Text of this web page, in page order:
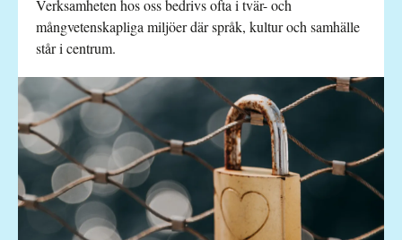
Verksamheten hos oss bedrivs ofta i tvär- och
mångvetenskapliga miljöer där språk, kultur och samhälle
står i centrum.